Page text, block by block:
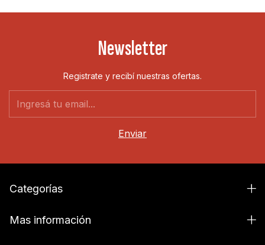
Newsletter
Registrate y recibí nuestras ofertas.
Categorías
Mas información